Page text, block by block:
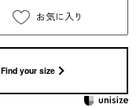
お気に入り
Find your size